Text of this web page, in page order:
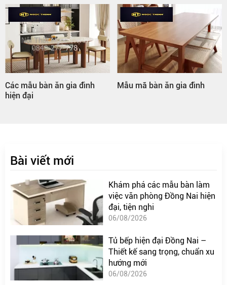
Các mẫu bàn ăn gia đình
hiện đại
Mẫu mã bàn ăn gia đình
Bài viết mới
Khám phá các mẫu bàn làm
việc văn phòng Đồng Nai hiện
đại, tiện nghi
06/08/2026
Tủ bếp hiện đại Đồng Nai –
Thiết kế sang trọng, chuẩn xu
hướng mới
06/08/2026